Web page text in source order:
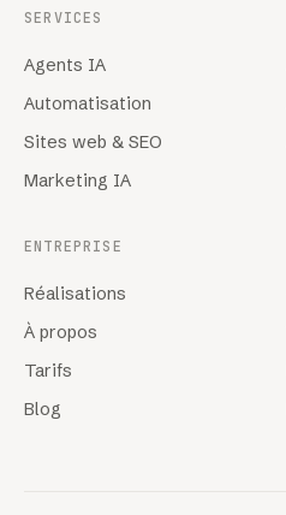
SERVICES
Agents IA
Automatisation
Sites web & SEO
Marketing IA
ENTREPRISE
Réalisations
À propos
Tarifs
Blog